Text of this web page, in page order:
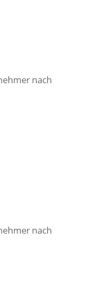
nach
nach